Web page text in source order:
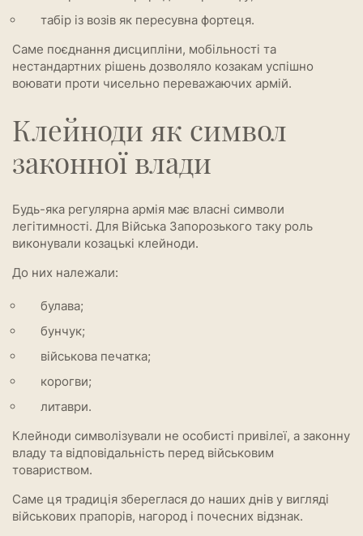
табір із возів як пересувна фортеця.
Саме поєднання дисципліни, мобільності та
нестандартних рішень дозволяло козакам успішно
воювати проти чисельно переважаючих армій.
Клейноди як символ
законної влади
Будь-яка регулярна армія має власні символи
легітимності. Для Війська Запорозького таку роль
виконували козацькі клейноди.
До них належали:
булава;
бунчук;
військова печатка;
корогви;
литаври.
Клейноди символізували не особисті привілеї, а законну
владу та відповідальність перед військовим
товариством.
Саме ця традиція збереглася до наших днів у вигляді
військових прапорів, нагород і почесних відзнак.